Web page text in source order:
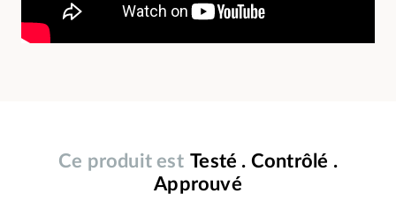
Ce produit est Testé . Contrôlé .
Approuvé